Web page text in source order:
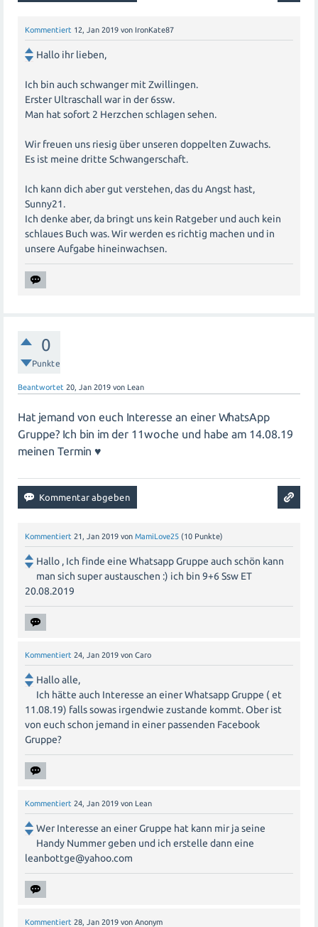
Kommentiert 12, Jan 2019 von IronKate87
Hallo ihr lieben,
Ich bin auch schwanger mit Zwillingen.
Erster Ultraschall war in der 6ssw.
Man hat sofort 2 Herzchen schlagen sehen.
Wir freuen uns riesig über unseren doppelten Zuwachs.
Es ist meine dritte Schwangerschaft.
Ich kann dich aber gut verstehen, das du Angst hast,
Sunny21.
Ich denke aber, da bringt uns kein Ratgeber und auch kein
schlaues Buch was. Wir werden es richtig machen und in
unsere Aufgabe hineinwachsen.
0
Punkte
Beantwortet 20, Jan 2019 von Lean
Hat jemand von euch Interesse an einer WhatsApp
Gruppe? Ich bin im der 11woche und habe am 14.08.19
meinen Termin ♥️
Kommentiert 21, Jan 2019 von MamiLove25 (10 Punkte)
Hallo , Ich finde eine Whatsapp Gruppe auch schön kann
man sich super austauschen :) ich bin 9+6 Ssw ET
20.08.2019
Kommentiert 24, Jan 2019 von Caro
Hallo alle,
Ich hätte auch Interesse an einer Whatsapp Gruppe ( et
11.08.19) falls sowas irgendwie zustande kommt. Ober ist
von euch schon jemand in einer passenden Facebook
Gruppe?
Kommentiert 24, Jan 2019 von Lean
Wer Interesse an einer Gruppe hat kann mir ja seine
Handy Nummer geben und ich erstelle dann eine
leanbottge@yahoo.com
Kommentiert 28, Jan 2019 von Anonym